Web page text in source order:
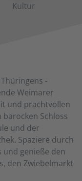
Kultur
-
Weimarer
und prachtvollen
Schloss
und der
Spaziere durch
und genieße den
den Zwiebelmarkt